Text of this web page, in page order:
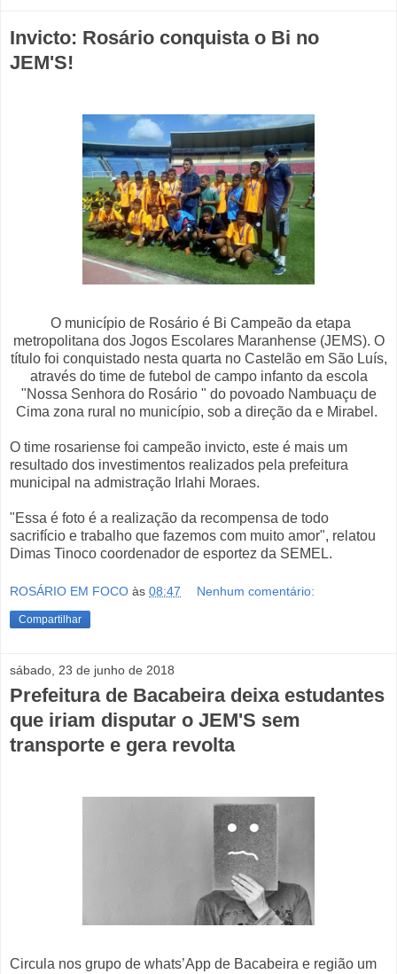
Invicto: Rosário conquista o Bi no
JEM'S!
O município de Rosário é Bi Campeão da etapa
metropolitana dos Jogos Escolares Maranhense (JEMS). O
título foi conquistado nesta quarta no Castelão em São Luís,
através do time de futebol de campo infanto da escola
"Nossa Senhora do Rosário " do povoado Nambuaçu de
Cima zona rural no município, sob a direção da e Mirabel.
O time rosariense foi campeão invicto, este é mais um
resultado dos investimentos realizados pela prefeitura
municipal na admistração Irlahi Moraes.
"Essa é foto é a realização da recompensa de todo
sacrifício e trabalho que fazemos com muito amor", relatou
Dimas Tinoco coordenador de esportez da SEMEL.
ROSÁRIO EM FOCO às 08:47 Nenhum comentário:
Compartilhar
sábado, 23 de junho de 2018
Prefeitura de Bacabeira deixa estudantes
que iriam disputar o JEM'S sem
transporte e gera revolta
Circula nos grupo de whats’App de Bacabeira e região um